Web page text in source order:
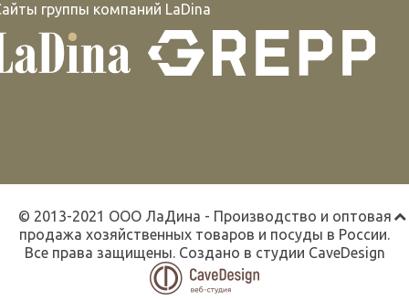
группы компаний LaDina
© 2013-2021 ООО ЛаДина - Производство и оптовая
продажа хозяйственных товаров и посуды в России.
Все права защищены. Создано в студии CaveDesign